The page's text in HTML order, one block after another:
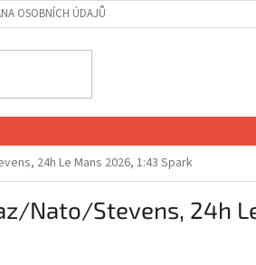
OSOBNÍCH ÚDAJŮ
24h Le Mans 2026, 1:43 Spark
Nato/Stevens, 24h